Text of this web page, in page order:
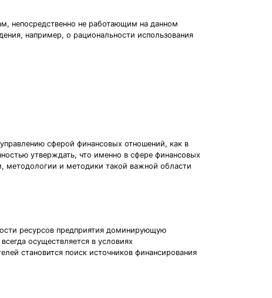
непосредственно не работающим на данном
например, о рациональности использования
сферой финансовых отношений, как в
утверждать, что именно в сфере финансовых
методологии и методики такой важной области
ресурсов предприятия доминирующую
осуществляется в условиях
становится поиск источников финансирования